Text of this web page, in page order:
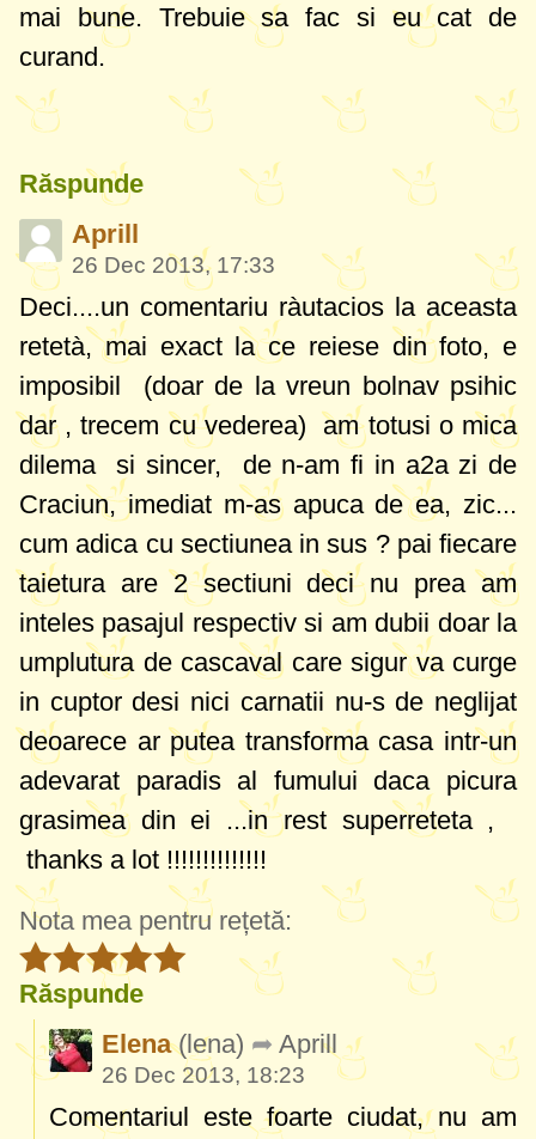
mai bune. Trebuie sa fac si eu cat de
curand.
Răspunde
Aprill
26 Dec 2013, 17:33
Deci....un comentariu ràutacios la aceasta
retetà, mai exact la ce reiese din foto, e
imposibil (doar de la vreun bolnav psihic
dar , trecem cu vederea) am totusi o mica
dilema si sincer, de n-am fi in a2a zi de
Craciun, imediat m-as apuca de ea, zic...
cum adica cu sectiunea in sus ? pai fiecare
taietura are 2 sectiuni deci nu prea am
inteles pasajul respectiv si am dubii doar la
umplutura de cascaval care sigur va curge
in cuptor desi nici carnatii nu-s de neglijat
deoarece ar putea transforma casa intr-un
adevarat paradis al fumului daca picura
grasimea din ei ...in rest superreteta ,
thanks a lot !!!!!!!!!!!!!!
Nota mea pentru rețetă:
Răspunde
Elena(lena) Aprill
26 Dec 2013, 18:23
Comentariul este foarte ciudat, nu am